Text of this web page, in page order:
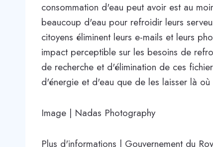
consommation d'eau peut avoir est au
beaucoup d'eau pour refroidir leurs
citoyens éliminent leurs e-mails et leurs
impact perceptible sur les besoins de
de recherche et d'élimination de ces
d'énergie et d'eau que de les laisser là où
Image | Nadas Photography
Plus d'informations | Gouvernement du